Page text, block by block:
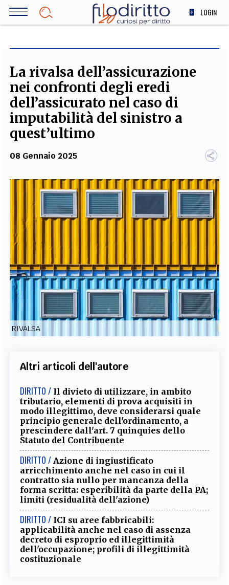
Salta
LOGIN
SOCIETÀ
MEDICINA
SCIENZA
STORIA E FILOSOFIA
TEAM
FILODIRITTO REDAZIONE COMITATO SCIENTIFICO AUTORI
CURATORI
FOTOGRAFI
PARTNER COLLABORA CON NOI
EXTRA
CODICI RUBRICHE LIBRI PROCEEDINGS PUBBLICITÀ
SOCIAL MEDIA
La rivalsa dell’assicurazione
nei confronti degli eredi
dell’assicurato nel caso di
imputabilità del sinistro a
quest’ultimo
08 Gennaio 2025
RIVALSA
Altri articoli dell'autore
DIRITTO / Il divieto di utilizzare, in ambito
tributario, elementi di prova acquisiti in
modo illegittimo, deve considerarsi quale
principio generale dell'ordinamento, a
prescindere dall'art. 7 quinquies dello
Statuto del Contribuente
DIRITTO / Azione di ingiustificato
arricchimento anche nel caso in cui il
contratto sia nullo per mancanza della
forma scritta: esperibilità da parte della PA;
limiti (residualità dell'azione)
DIRITTO / ICI su aree fabbricabili:
applicabilità anche nel caso di assenza
decreto di esproprio ed illegittimità
dell'occupazione; profili di illegittimità
costituzionale